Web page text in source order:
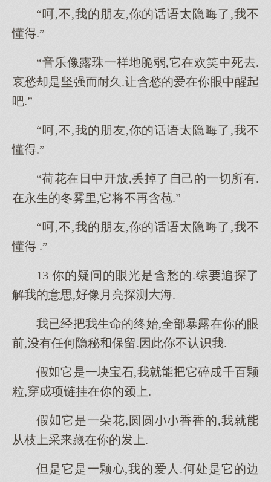
“呵,不,我的朋友,你的话语太隐晦了,我不
懂.”
“音乐像露珠一脆弱,它在欢笑中死.
哀愁却是坚强耐久.让含愁的爱在你眼中醒
吧.”
“呵,不,我的朋友,你的话语太隐晦了,我不
懂.”
“荷花在日中放,丢掉了己的一切所有.
在永生的冬雾,它将不再含苞.”
“呵,不,我的朋友,你的话语太隐晦了,我不
懂 .”
13 你的疑问的眼光是含愁的.综追探了
解我的意思,像月亮探测海.
我已经我生命的终始,全部暴露在你的眼
前,有任何隐秘保留.因此你不认识我.
假它是一块宝石,我就它碎千百颗
粒,穿项链挂在你的颈.
假它是一朵花,圆圆香香的,我就
从枝采藏在你的.
但是它是一颗,我的爱人.何处是它的边